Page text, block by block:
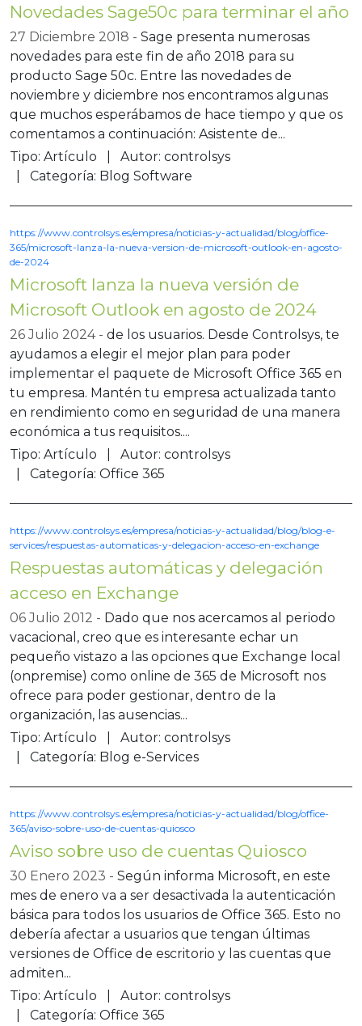
Novedades Sage50c para terminar el año
27 Diciembre 2018
Sage presenta numerosas
novedades para este fin de año 2018 para su
producto Sage 50c. Entre las novedades de
noviembre y diciembre nos encontramos algunas
que muchos esperábamos de hace tiempo y que os
comentamos a continuación: Asistente de...
Tipo: Artículo Autor: controlsys
Categoría: Blog Software
Microsoft lanza la nueva versión de
Microsoft Outlook en agosto de 2024
https://www.controlsys.es/empresa/noticias-y-actualidad/blog/office-
365/microsoft-lanza-la-nueva-version-de-microsoft-outlook-en-agosto-
de-2024
26 Julio 2024
de los usuarios. Desde Controlsys, te
ayudamos a elegir el mejor plan para poder
implementar el paquete de Microsoft Office 365 en
tu empresa. Mantén tu empresa actualizada tanto
en rendimiento como en seguridad de una manera
económica a tus requisitos....
Tipo: Artículo Autor: controlsys
Categoría: Office 365
Respuestas automáticas y delegación
acceso en Exchange
https://www.controlsys.es/empresa/noticias-y-actualidad/blog/blog-e-
services/respuestas-automaticas-y-delegacion-acceso-en-exchange
06 Julio 2012
Dado que nos acercamos al periodo
vacacional, creo que es interesante echar un
pequeño vistazo a las opciones que Exchange local
(onpremise) como online de 365 de Microsoft nos
ofrece para poder gestionar, dentro de la
organización, las ausencias...
Tipo: Artículo Autor: controlsys
Categoría: Blog e-Services
Aviso sobre uso de cuentas Quiosco
https://www.controlsys.es/empresa/noticias-y-actualidad/blog/office-
365/aviso-sobre-uso-de-cuentas-quiosco
30 Enero 2023
Según informa Microsoft, en este
mes de enero va a ser desactivada la autenticación
básica para todos los usuarios de Office 365. Esto no
debería afectar a usuarios que tengan últimas
versiones de Office de escritorio y las cuentas que
admiten...
Tipo: Artículo Autor: controlsys
Categoría: Office 365